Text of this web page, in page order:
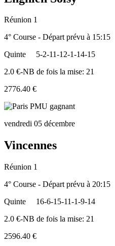
Réunion 1
4° Course - Départ prévu à 15:15
Quinte
5-2-11-12-1-14-15
2.0 €-NB de fois la mise: 21
2776.40 €
vendredi 05 décembre
Vincennes
Réunion 1
4° Course - Départ prévu à 20:15
Quinte
16-6-15-11-1-9-14
2.0 €-NB de fois la mise: 21
2596.40 €